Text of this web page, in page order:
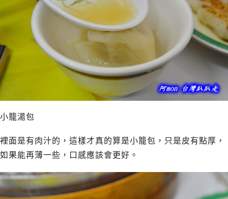
小籠湯包
裡面是有肉汁的，這樣才真的算是小籠包，只是皮有點厚，
如果能再薄一些，口感應該會更好。